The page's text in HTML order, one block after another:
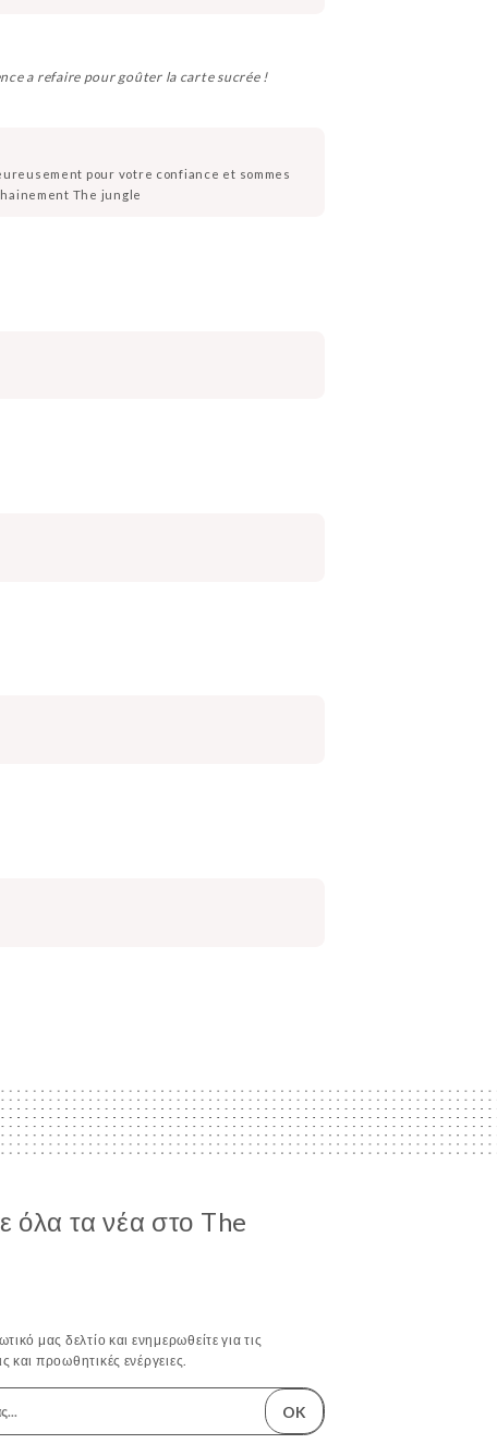
a refaire pour goûter la carte sucrée !
pour votre confiance et sommes
The jungle
όλα τα νέα στο The
μας δελτίο και ενημερωθείτε για τις
και προωθητικές ενέργειες.
OK